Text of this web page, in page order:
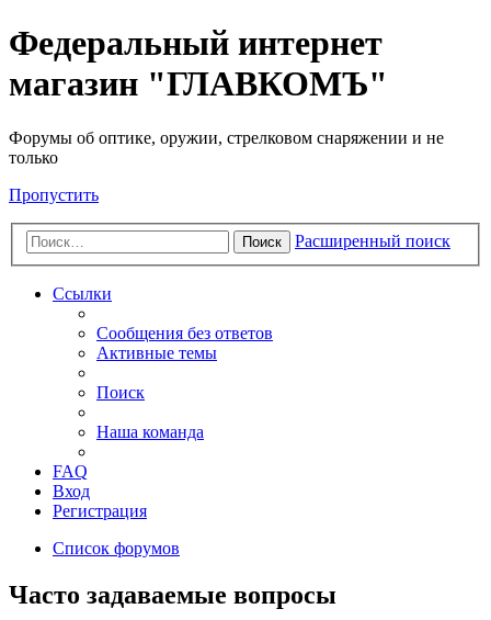
Федеральный интернет
магазин "ГЛАВКОМЪ"
Форумы об оптике, оружии, стрелковом снаряжении и не
только
Пропустить
Поиск Расширенный поиск
Ссылки
Сообщения без ответов
Активные темы
Поиск
Наша команда
FAQ
Вход
Регистрация
Список форумов
Часто задаваемые вопросы